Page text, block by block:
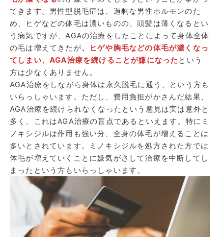
てきます。男性型脱毛症は、過剰な男性ホルモンのた
め、ヒゲなどの体毛は濃いものの、頭髪は薄くなるとい
う病気ですが、AGAの治療をしたことによって身体全体
の毛は増えてきたが、
ヒゲや胸毛などの体毛が濃くなっ
てしまい、AGA治療を続けることが嫌になった という
方は少なくありません。
AGA治療をしながら身体は永久脱毛に通う、という方も
いらっしゃいます。ただし、費用負担がかさんだ結果、
AGA治療を続けられなくなったという意見は実は意外と
多く、これはAGA治療の盲点であるといえます。特にミ
ノキシジルは作用も強い分、全身の体毛が増えることは
多いとされています。ミノキシジルを処方された方では
体毛が増えていくことに嫌気がさして治療を中断してし
まったという方もいらっしゃいます。